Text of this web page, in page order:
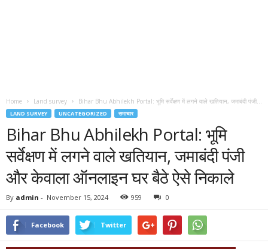
Home Land survey Bihar Bhu Abhilekh Portal: भूमि सर्वेक्षण में लगने वाले खतियान, जमाबंदी पंजी...
LAND SURVEY UNCATEGORIZED समाचार
Bihar Bhu Abhilekh Portal: भूमि
सर्वेक्षण में लगने वाले खतियान, जमाबंदी पंजी
और केवाला ऑनलाइन घर बैठे ऐसे निकाले
By admin - November 15, 2024 959 0
Facebook Twitter